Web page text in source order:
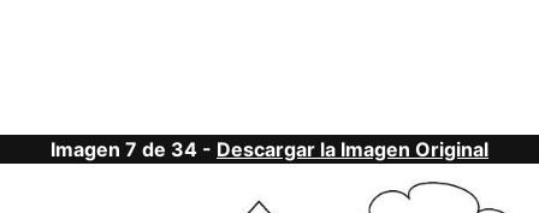
Imagen 7 de 34 - Descargar la Imagen Original